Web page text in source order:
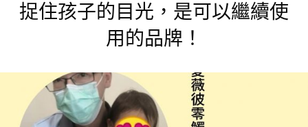
捉住孩子的目光，是可以繼續使
用的品牌！